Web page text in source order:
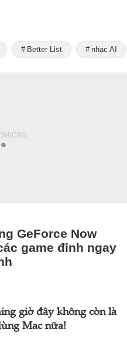
Better List nhạc AI
GeForce Now
game đỉnh ngay
giờ đây không còn là
Mac nữa!